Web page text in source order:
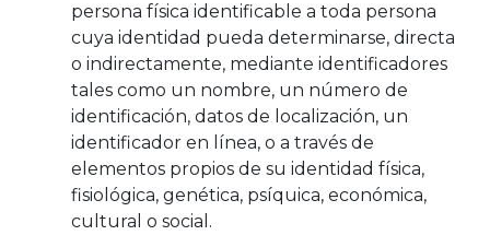
persona física identificable a toda persona
cuya identidad pueda determinarse, directa
o indirectamente, mediante identificadores
tales como un nombre, un número de
identificación, datos de localización, un
identificador en línea, o a través de
elementos propios de su identidad física,
fisiológica, genética, psíquica, económica,
cultural o social.